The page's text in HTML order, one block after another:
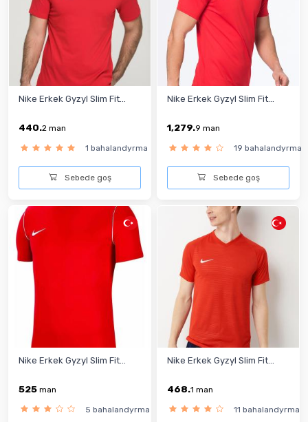
Nike Erkek Gyzyl Slim Fit...
440.2 man
1 bahalandyrma
Sebede goş
Nike Erkek Gyzyl Slim Fit...
1,279.9 man
19 bahalandyrma
Sebede goş
Nike Erkek Gyzyl Slim Fit...
525 man
5 bahalandyrma
Nike Erkek Gyzyl Slim Fit...
468.1 man
11 bahalandyrma